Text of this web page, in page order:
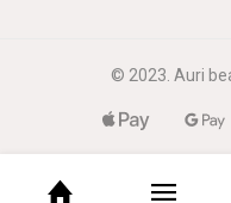
© 2023. Auri